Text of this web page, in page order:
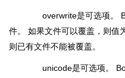
overwrite是可选项。
件。 如果文件可以覆盖，则值
则已有文件不能被覆盖。
unicode是可选项。